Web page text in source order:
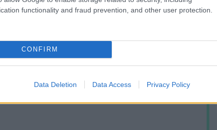
functionality and fraud prevention, and other user protection.
CONFIRM
Data Deletion Data Access Privacy Policy